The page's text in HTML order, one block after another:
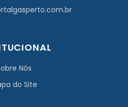
Nós
do Site